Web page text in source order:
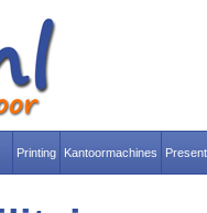
Printing Kantoormachines